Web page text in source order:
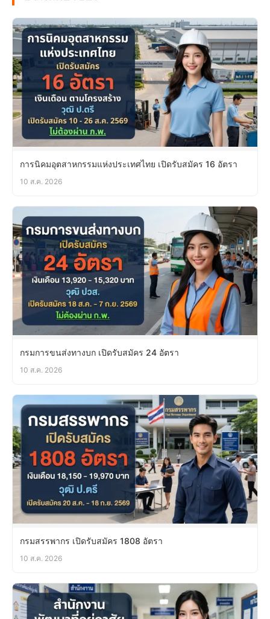
การนิคมอุตสาหกรรมแห่งประเทศไทย เปิดรับสมัคร 16 อัตรา
10 ส.ค. 2026
กรมการขนส่งทางบก เปิดรับสมัคร 24 อัตรา
10 ส.ค. 2026
กรมสรรพากร เปิดรับสมัคร 1808 อัตรา
10 ส.ค. 2026